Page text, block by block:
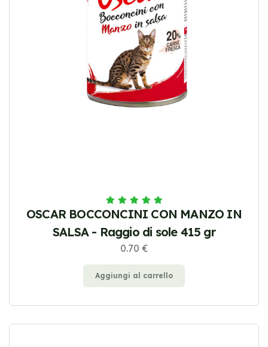
OSCAR BOCCONCINI CON MANZO IN
SALSA - Raggio di sole 415 gr
0.70 €
Aggiungi al carrello